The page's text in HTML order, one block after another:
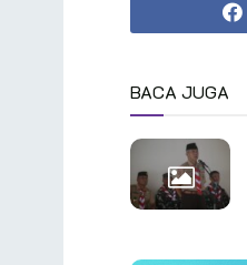
BACA JUGA